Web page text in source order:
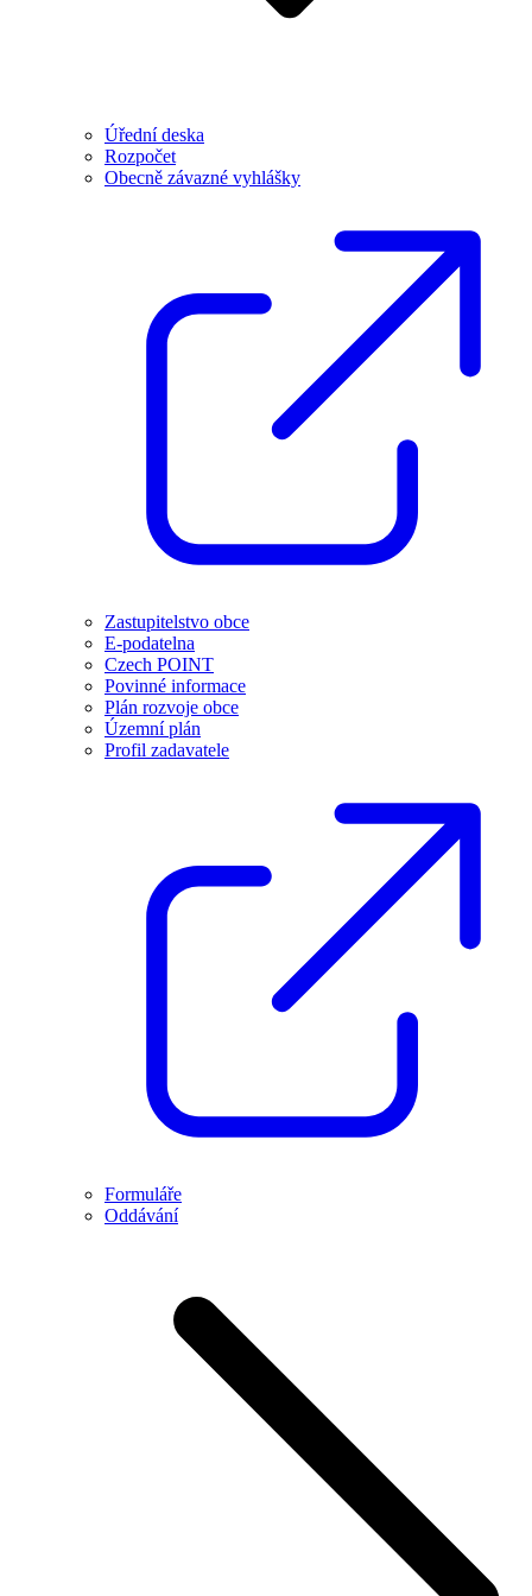
Úřední deska
Rozpočet
Obecně závazné vyhlášky
Zastupitelstvo obce
E-podatelna
Czech POINT
Povinné informace
Plán rozvoje obce
Územní plán
Profil zadavatele
Formuláře
Oddávání